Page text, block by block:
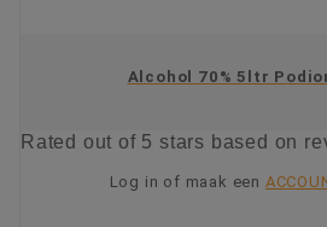
Alcohol 70% 5ltr
Rated out of 5 stars based on
Log in of maak een